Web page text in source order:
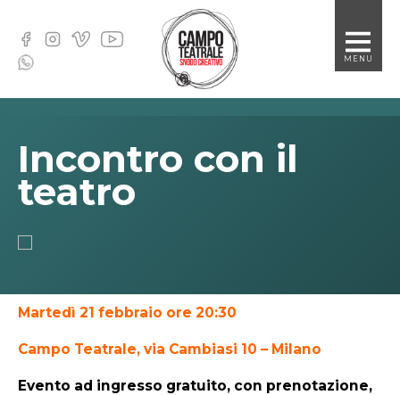
Incontro con il
teatro
Martedì 21 febbraio ore 20:30
Campo Teatrale, via Cambiasi 10 – Milano
Evento ad ingresso gratuito, con prenotazione,
MENU